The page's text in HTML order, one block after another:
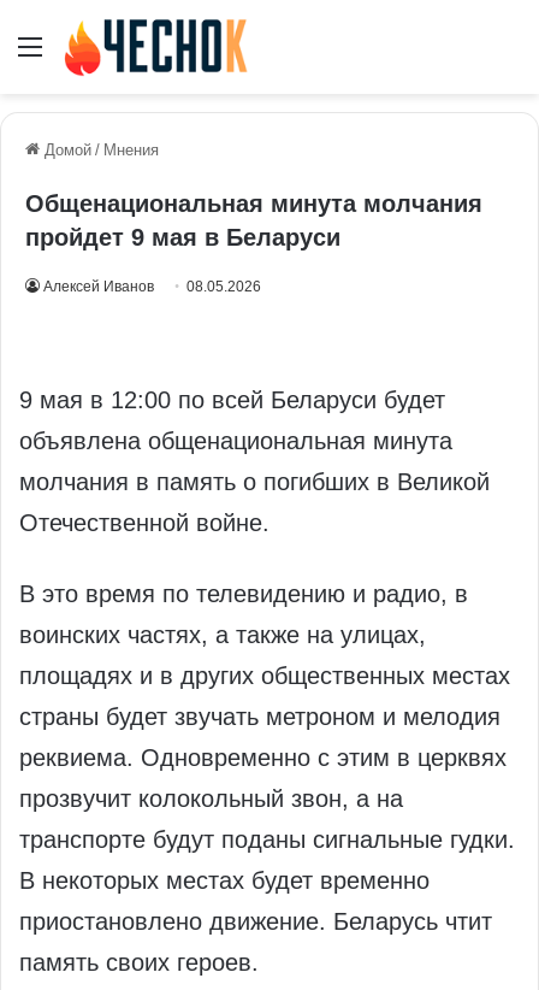
Меню
Домой / Мнения
Общенациональная минута молчания
пройдет 9 мая в Беларуси
Алексей Иванов 08.05.2026
9 мая в 12:00 по всей Беларуси будет
объявлена общенациональная минута
молчания в память о погибших в Великой
Отечественной войне.
В это время по телевидению и радио, в
воинских частях, а также на улицах,
площадях и в других общественных местах
страны будет звучать метроном и мелодия
реквиема. Одновременно с этим в церквях
прозвучит колокольный звон, а на
транспорте будут поданы сигнальные гудки.
В некоторых местах будет временно
приостановлено движение. Беларусь чтит
память своих героев.